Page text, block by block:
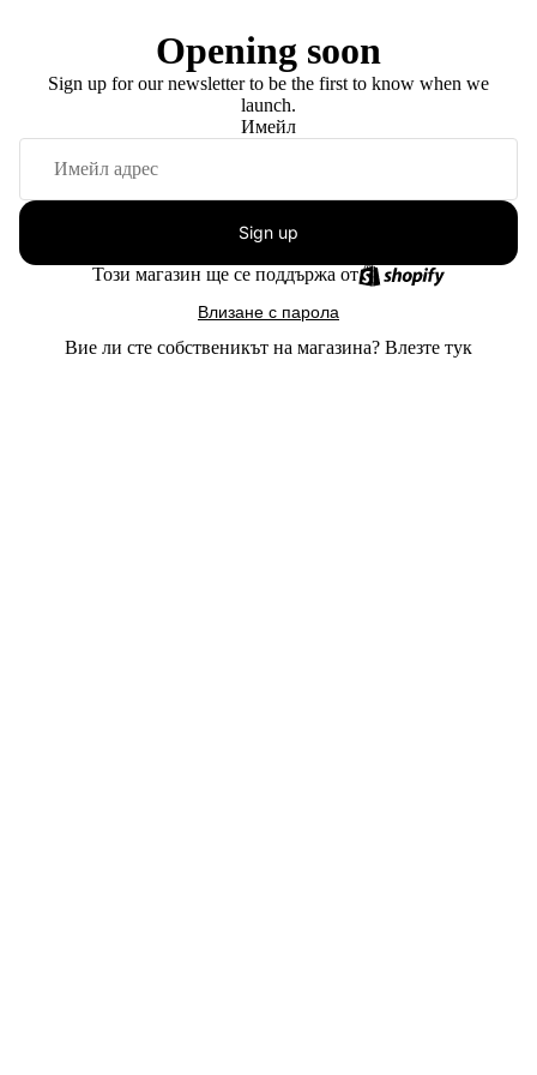
Opening soon
Sign up for our newsletter to be the first to know when we
launch.
Имейл
Sign up
Този магазин ще се поддържа от
Влизане с парола
Вие ли сте собственикът на магазина? Влезте тук